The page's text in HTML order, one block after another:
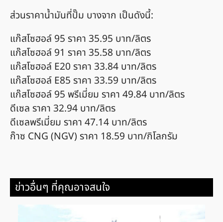
ส่วนราคาน้ำมันที่ปั๊ม บางจาก เป็นดังนี้:
แก๊สโซฮอล์ 95 ราคา 35.95 บาท/ลิตร
แก๊สโซฮอล์ 91 ราคา 35.58 บาท/ลิตร
แก๊สโซฮอล์ E20 ราคา 33.84 บาท/ลิตร
แก๊สโซฮอล์ E85 ราคา 33.59 บาท/ลิตร
แก๊สโซฮอล์ 95 พรีเมี่ยม ราคา 49.84 บาท/ลิตร
ดีเซล ราคา 32.94 บาท/ลิตร
ดีเซลพรีเมี่ยม ราคา 47.14 บาท/ลิตร
ก๊าซ CNG (NGV) ราคา 18.59 บาท/กิโลกรัม
ข่าวอื่นๆ ที่คุณอาจสนใจ